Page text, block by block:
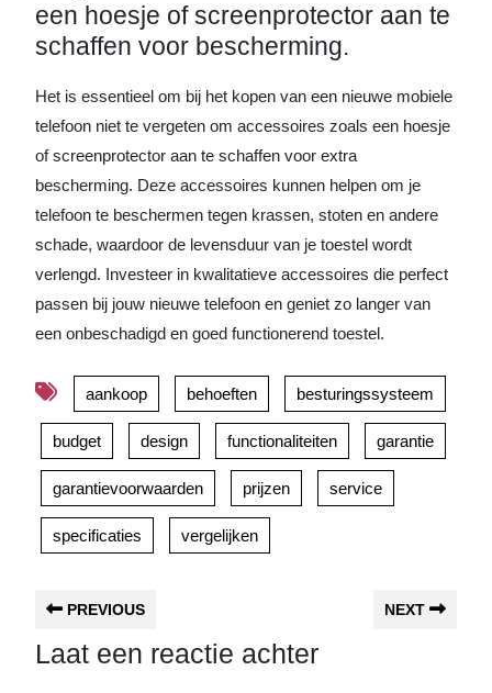
een hoesje of screenprotector aan te
schaffen voor bescherming.
Het is essentieel om bij het kopen van een nieuwe mobiele
telefoon niet te vergeten om accessoires zoals een hoesje
of screenprotector aan te schaffen voor extra
bescherming. Deze accessoires kunnen helpen om je
telefoon te beschermen tegen krassen, stoten en andere
schade, waardoor de levensduur van je toestel wordt
verlengd. Investeer in kwalitatieve accessoires die perfect
passen bij jouw nieuwe telefoon en geniet zo langer van
een onbeschadigd en goed functionerend toestel.
aankoop behoeften besturingssysteem
budget design functionaliteiten garantie
garantievoorwaarden prijzen service
specificaties vergelijken
PREVIOUS NEXT
Laat een reactie achter